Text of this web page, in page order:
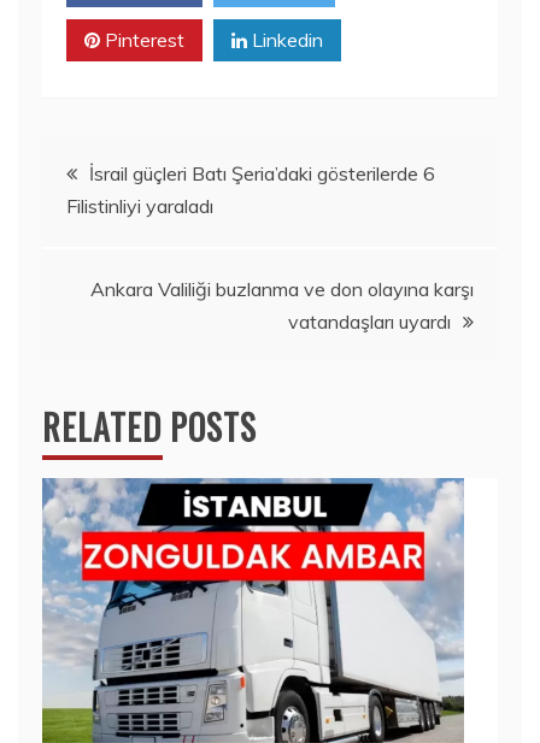
Pinterest Linkedin
Yazı
gezinmesi
İsrail güçleri Batı Şeria’daki gösterilerde 6
Filistinliyi yaraladı
Ankara Valiliği buzlanma ve don olayına karşı
vatandaşları uyardı
RELATED POSTS